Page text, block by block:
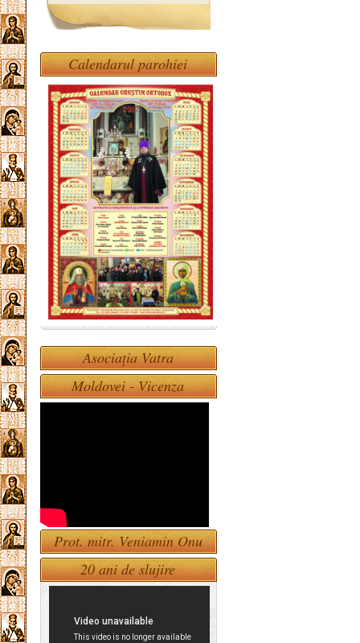
Calendarul parohiei
Asociația Vatra
Moldovei - Vicenza
Prot. mitr. Veniamin Onu
20 ani de slujire